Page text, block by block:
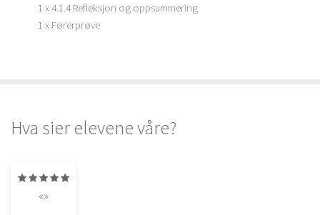
1 x 4.1.4 Refleksjon og oppsummering
1 x Førerprøve
Hva sier elevene våre?
«»